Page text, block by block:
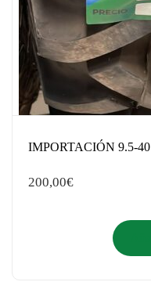
IMPORTACIÓN 9.5-40
200,00€